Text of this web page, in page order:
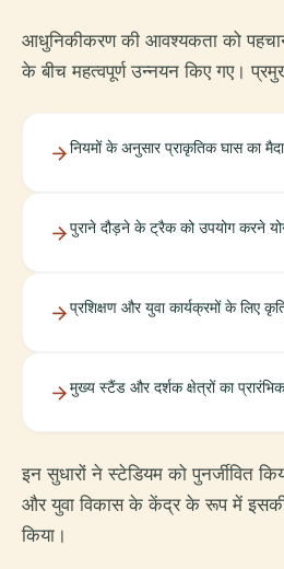
आधुनिकीकरण की आवश्यकता को
के बीच महत्वपूर्ण उन्नयन किए गए।
नियमों के अनुसार प्राकृतिक घास का
पुराने दौड़ने के ट्रैक को उपयोग करने
प्रशिक्षण और युवा कार्यक्रमों के लिए
मुख्य स्टैंड और दर्शक क्षेत्रों का
इन सुधारों ने स्टेडियम को पुनर्जीवित
और युवा विकास के केंद्र के रूप में इसकी
किया।